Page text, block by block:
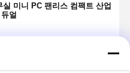
실 미니 PC 팬리스 컴팩트 산업
얼